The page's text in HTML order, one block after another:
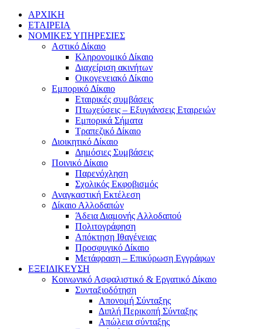
ΑΡΧΙΚΗ
ΕΤΑΙΡΕΙΑ
ΝΟΜΙΚΕΣ ΥΠΗΡΕΣΙΕΣ
Αστικό Δίκαιο
Κληρονομικό Δίκαιο
Διαχείριση ακινήτων
Οικογενειακό Δίκαιο
Εμπορικό Δίκαιο
Εταιρικές συμβάσεις
Πτωχεύσεις – Εξυγιάνσεις Εταιρειών
Εμπορικά Σήματα
Τραπεζικό Δίκαιο
Διοικητικό Δίκαιο
Δημόσιες Συμβάσεις
Ποινικό Δίκαιο
Παρενόχληση
Σχολικός Εκφοβισμός
Αναγκαστική Εκτέλεση
Δίκαιο Αλλοδαπών
Άδεια Διαμονής Αλλοδαπού
Πολιτογράφηση
Απόκτηση Ιθαγένειας
Προσφυγικό Δίκαιο
Μετάφραση – Επικύρωση Εγγράφων
ΕΞΕΙΔΙΚΕΥΣΗ
Κοινωνικό Ασφαλιστικό & Εργατικό Δίκαιο
Συνταξιοδότηση
Απονομή Σύνταξης
Διπλή Περικοπή Σύνταξης
Απώλεια σύνταξης